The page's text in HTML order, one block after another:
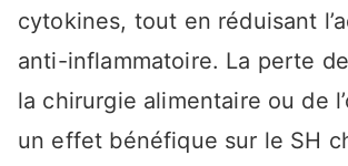
cytokines, tout en réduisant
anti-inflammatoire. La perte
la chirurgie alimentaire ou de
un effet bénéfique sur le SH